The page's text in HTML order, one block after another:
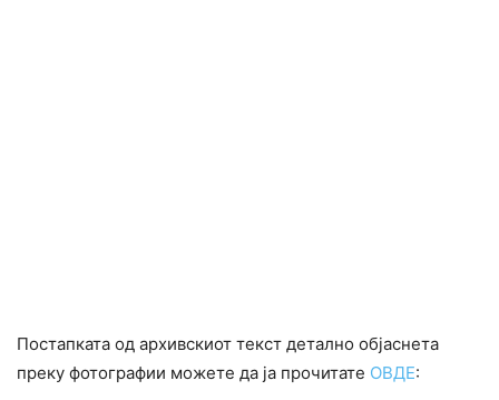
Постапката од архивскиот текст детално објаснета
преку фотографии можете да ја прочитате ОВДЕ: